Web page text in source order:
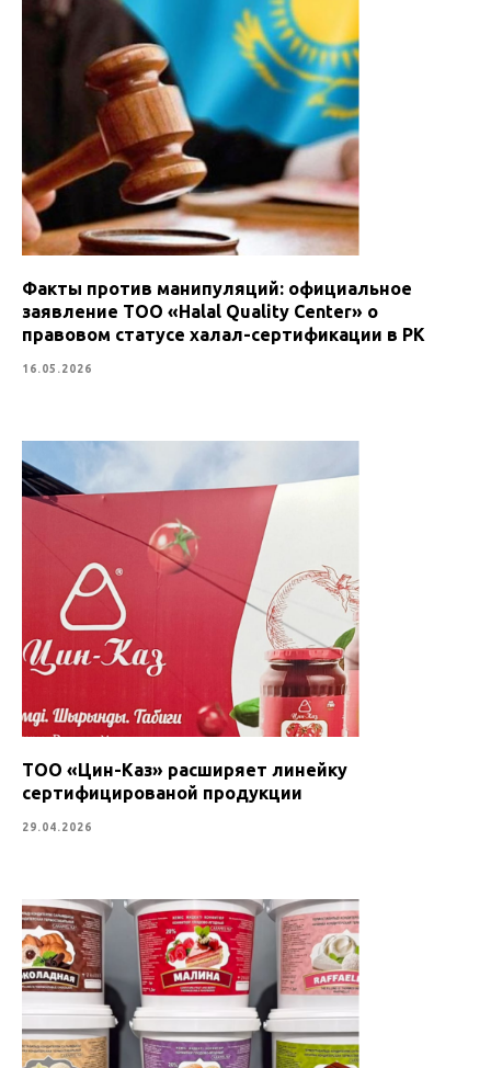
Факты против манипуляций: официальное
заявление ТОО «Halal Quality Center» о
правовом статусе халал-сертификации в РК
16.05.2026
ТОО «Цин-Каз» расширяет линейку
сертифицированой продукции
29.04.2026